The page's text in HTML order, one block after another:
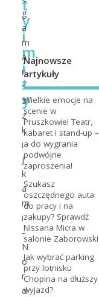
t
y
i
m
i
t
y
g
a
m
a
r
s
z
z
k
i
j
k
a
m
i
-
N
o
r
d
Najnowsze
artykuły
Wielkie emocje na
scenie w
Pruszkowie! Teatr,
kabaret i stand-up –
a do wygrania
podwójne
zaproszenia!
Szukasz
oszczędnego auta
do pracy i na
zakupy? Sprawdź
Nissana Micra w
salonie Zaborowski
Jak wybrać parking
przy lotnisku
Chopina na dłuższy
wyjazd?